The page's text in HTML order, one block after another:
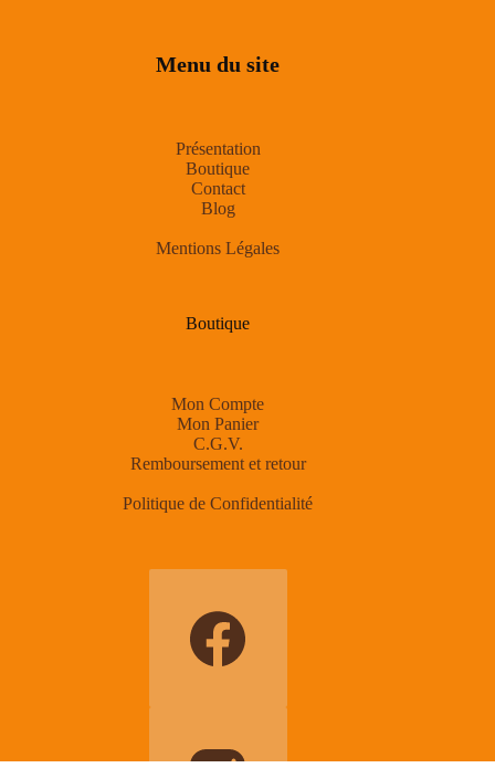
Menu du site
Présentation
Boutique
Contact
Blog
Mentions Légales
Boutique
Mon Compte
Mon Panier
C.G.V.
Remboursement et retour
Politique de Confidentialité